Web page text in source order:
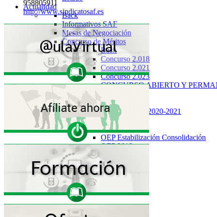
Actualidad
Back
Informativos SAF
Mesas de Negociación
Concurso de Méritos
Back
Concurso 2.018
Concurso 2.021
Concurso 2.023
CONCURSO ABIERTO Y
Oposiciones/OEP
Back
Procesos 2019-2020-2021
OEP 2021
OEP 2020
OEP Estabilización Consolidación
OEP 2019
OEP 2017
OEP 2016
Artículos 129
Congresos SAF
Permutas
Elecciones Sindicales
958805911
http://www.sindicatosaf.es